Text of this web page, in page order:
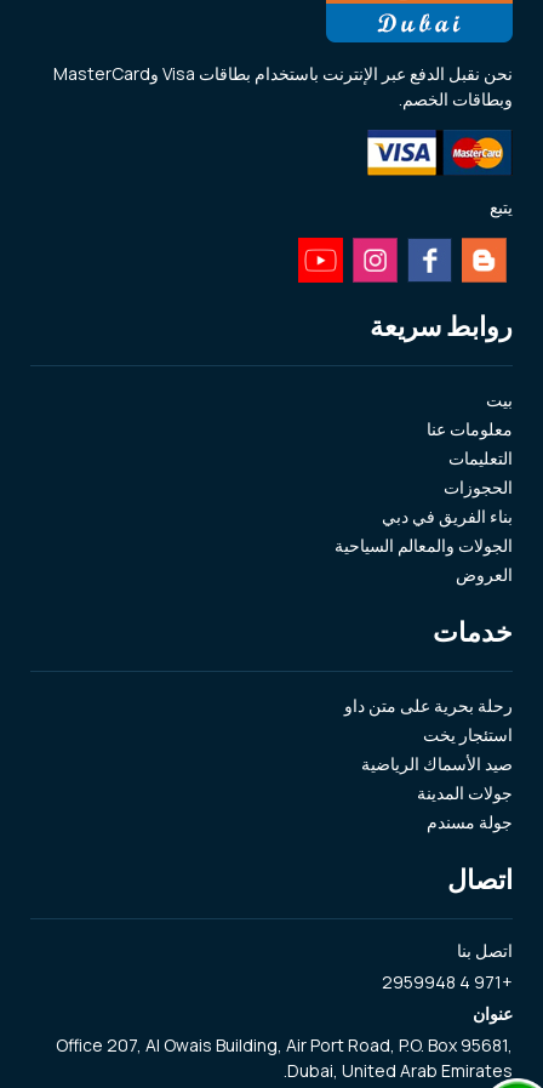
نحن نقبل الدفع عبر الإنترنت باستخدام بطاقات Visa وMasterCard
وبطاقات الخصم.
يتبع
روابط سريعة
بيت
معلومات عنا
التعليمات
الحجوزات
بناء الفريق في دبي
الجولات والمعالم السياحية
العروض
خدمات
رحلة بحرية على متن داو
استئجار يخت
صيد الأسماك الرياضية
جولات المدينة
جولة مسندم
اتصال
اتصل بنا
+971 4 2959948
عنوان
Office 207, Al Owais Building, Air Port Road, P.O. Box 95681,
Dubai, United Arab Emirates.